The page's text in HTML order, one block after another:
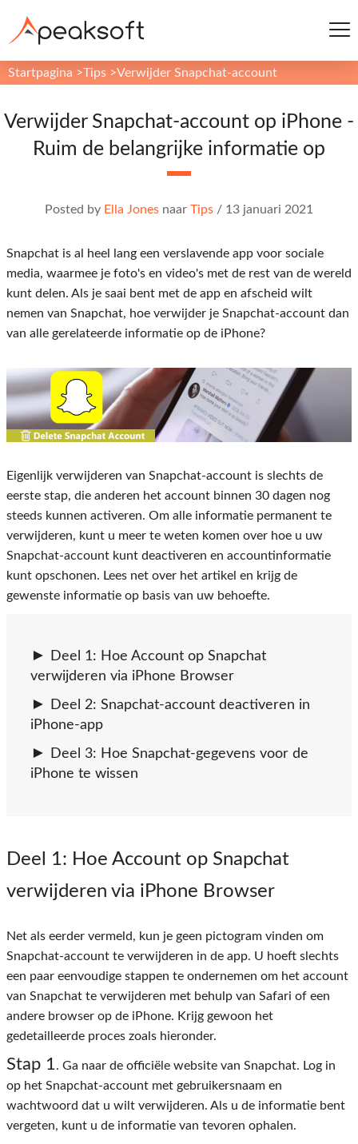
Startpagina >Tips >Verwijder Snapchat-account
Verwijder Snapchat-account op iPhone -
Ruim de belangrijke informatie op
Posted by Ella Jones naar Tips / 13 januari 2021
Snapchat is al heel lang een verslavende app voor sociale
media, waarmee je foto's en video's met de rest van de wereld
kunt delen. Als je saai bent met de app en afscheid wilt
nemen van Snapchat, hoe verwijder je Snapchat-account dan
van alle gerelateerde informatie op de iPhone?
Eigenlijk verwijderen van Snapchat-account is slechts de
eerste stap, die anderen het account binnen 30 dagen nog
steeds kunnen activeren. Om alle informatie permanent te
verwijderen, kunt u meer te weten komen over hoe u uw
Snapchat-account kunt deactiveren en accountinformatie
kunt opschonen. Lees net over het artikel en krijg de
gewenste informatie op basis van uw behoefte.
Deel 1: Hoe Account op Snapchat
verwijderen via iPhone Browser
Deel 2: Snapchat-account deactiveren in
iPhone-app
Deel 3: Hoe Snapchat-gegevens voor de
iPhone te wissen
Deel 1: Hoe Account op Snapchat
verwijderen via iPhone Browser
Net als eerder vermeld, kun je geen pictogram vinden om
Snapchat-account te verwijderen in de app. U hoeft slechts
een paar eenvoudige stappen te ondernemen om het account
van Snapchat te verwijderen met behulp van Safari of een
andere browser op de iPhone. Krijg gewoon het
gedetailleerde proces zoals hieronder.
Stap 1. Ga naar de officiële website van Snapchat. Log in
op het Snapchat-account met gebruikersnaam en
wachtwoord dat u wilt verwijderen. Als u de informatie bent
vergeten, kunt u de informatie van tevoren ophalen.